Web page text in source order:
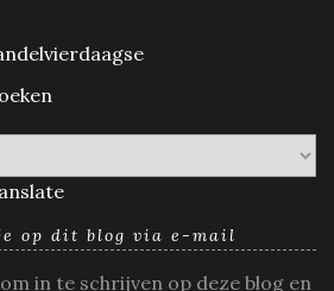
op dit blog via e-mail
in te schrijven op deze blog en